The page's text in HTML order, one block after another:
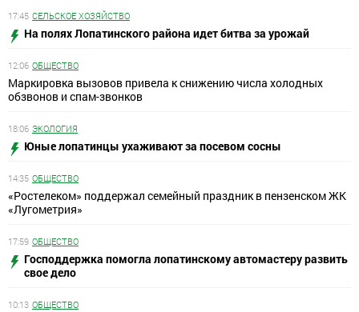
17:45 СЕЛЬСКОЕ ХОЗЯЙСТВО
На полях Лопатинского района идет битва за урожай
12:06 ОБЩЕСТВО
Маркировка вызовов привела к снижению числа холодных
обзвонов и спам-звонков
18:06 ЭКОЛОГИЯ
Юные лопатинцы ухаживают за посевом сосны
14:35 ОБЩЕСТВО
«Ростелеком» поддержал семейный праздник в пензенском ЖК
«Лугометрия»
17:59 ОБЩЕСТВО
Господдержка помогла лопатинскому автомастеру развить
свое дело
10:13 ОБЩЕСТВО